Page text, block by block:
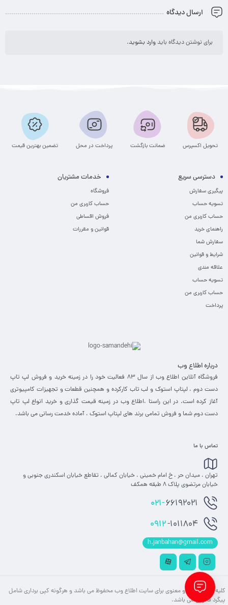
ارسال دیدگاه
برای نوشتن دیدگاه بایدوارد بشوید.
تحویل اکسپرس ضمانت بازگشت پرداخت در محل تضمین بهترین قیمت
دسترسی سریع
پیگیری سفارش
تسویه حساب
حساب کاربری من
راهنمای خرید
سفارش شما
شرایط و قوانین
علاقه مندی
تسویه حساب
حساب کاربری من
پرداخت
خدمات مشتریان
فروشگاه
حساب کاربری من
فروش اقساطی
قوانین و مقررات
درباره اطلاع وب
فروشگاه آنلاین اطلاع وب از سال 83 فعالیت خود را در زمینه خرید و فروش لپ تاپ
دست دوم ، لپتاپ استوک و لب تاب کارکرده و همچنین قطعات و تجهیزات کامپیوتری
آغاز کرده است. در این راستا ،‌اطلاع وب در زمینه قیمت گذاری و خرید انواع لپ تاپ
دست دوم شما و فروش تمامی برند های لپتاپ استوک ، آماده خدمت رسانی می باشد.
تماس با ما
تهران ، میدان حر ، خ امام خمینی ، خیابان کمالی ، تقاطع خیابان اسکندری جنوبی و
خیابان مرتضوی پلاک 8 طبقه همکف
021-66192021
0912-1011804
h.janbahan@gmail.com
کلیه حقوق مادی و معنوی برای سایت اطلاع وب محفوظ می باشد و هرگونه کپی برداری شامل
پیگرد قانونی می باشد.